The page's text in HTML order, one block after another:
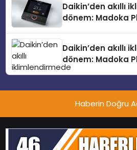
Daikin’den akıllı
dönem: Madoka
Daikin’den akıllı
dönem: Madoka
Daikin’in kullanıcı
teknolojilerle
VRV kontrol
Türkiye’de
dokunmatik
desteği ve akıllı
Haberin Doğru